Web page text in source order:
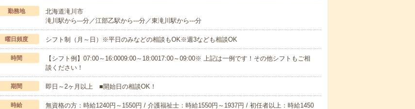
勤務地
北海道滝川市
滝川駅から---分／江部乙駅から---分／東滝川駅から---分
曜日頻度 シフト制（月～日）※平日のみなどの相談もOK※週3なども相談OK
時間
【シフト例】07:00～16:0009:00～18:0017:00～09:00※ 上記は一例です！その他シフトもご相
談ください！
期間 即日～2ヶ月以上 ■開始日の相談OK！
時給
無資格の方：時給1240円～1550円 / 介護福祉士：時給1550円～1937円 / 初任者以上：時給1450